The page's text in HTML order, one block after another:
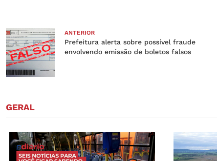
ANTERIOR
Prefeitura alerta sobre possível fraude
envolvendo emissão de boletos falsos
GERAL